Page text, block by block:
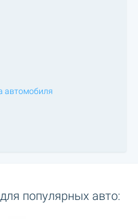
автомобиля
популярных авто: